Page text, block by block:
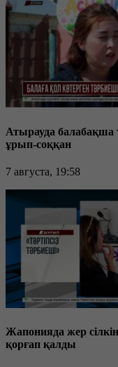
Атырауда балабақша
ұрып-соққан
7 августа, 19:58
Жапонияда жер
қорғап қалды